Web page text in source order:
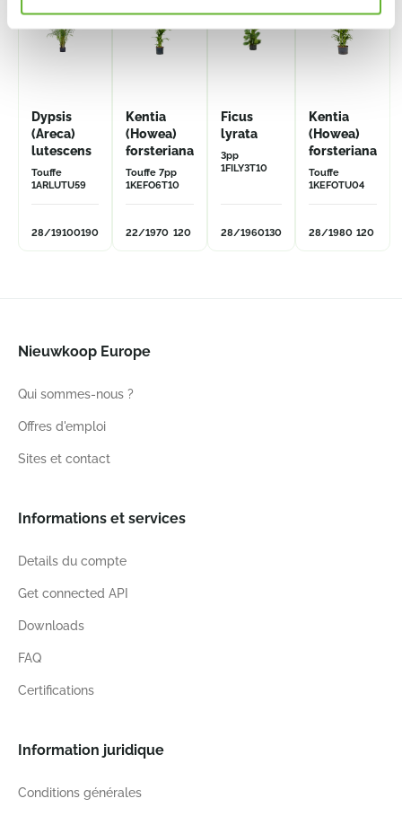
Dypsis
(Areca)
lutescens
Touffe
1ARLUTU59
28/19100190
Kentia
(Howea)
forsteriana
Touffe 7pp
1KEFO6T10
22/1970 120
Ficus
lyrata
3pp
1FILY3T10
28/1960130
Kentia
(Howea)
forsteriana
Touffe
1KEFOTU04
28/1980 120
Nieuwkoop Europe
Qui sommes-nous ?
Offres d'emploi
Sites et contact
Informations et services
Details du compte
Get connected API
Downloads
FAQ
Certifications
Information juridique
Conditions générales